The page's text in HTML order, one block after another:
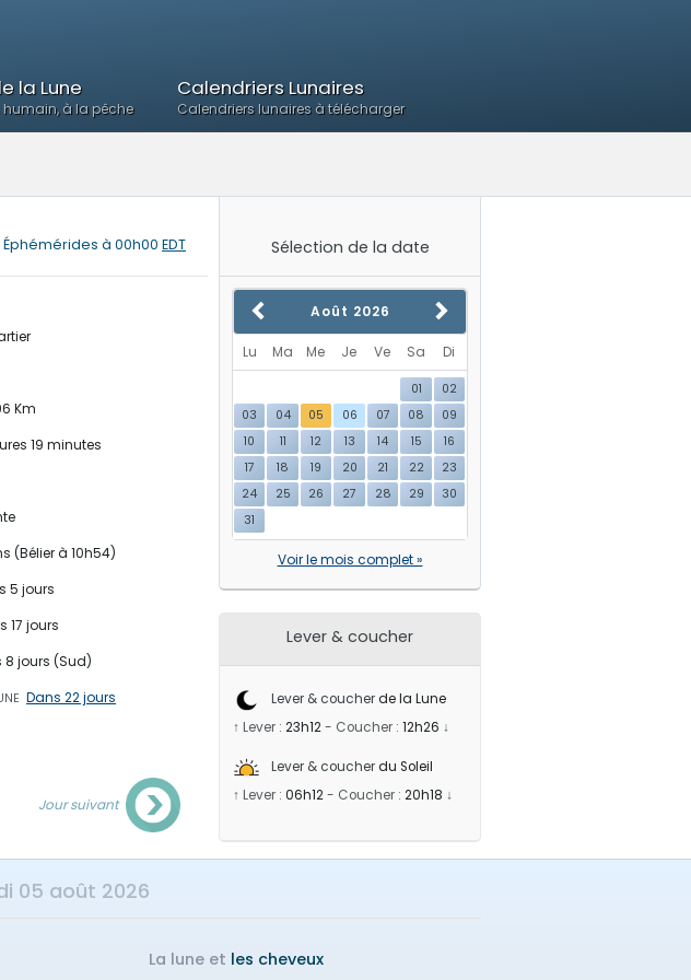
la Lune
humain, à la pêche
Calendriers Lunaires
Calendriers lunaires à télécharger
Éphémérides à 00h00 EDT
Km
19 minutes
(Bélier à 10h54)
5 jours
17 jours
8 jours (Sud)
Dans 22 jours
Jour suivant
Sélection de la date
Août 2026
Lu Ma Me Je Ve Sa Di
01
02
03
04 05 06 07 08
09
10
11 12 13 14 15
16
17
18 19 20 21 22
23
24
25 26 27 28 29
30
31
Voir le mois complet »
Lever & coucher
Lever & coucherde la Lune
↑ Lever : 23h12- Coucher : 12h26 ↓
Lever & coucherdu Soleil
↑ Lever : 06h12- Coucher : 20h18 ↓
05 août 2026
La lune et les cheveux